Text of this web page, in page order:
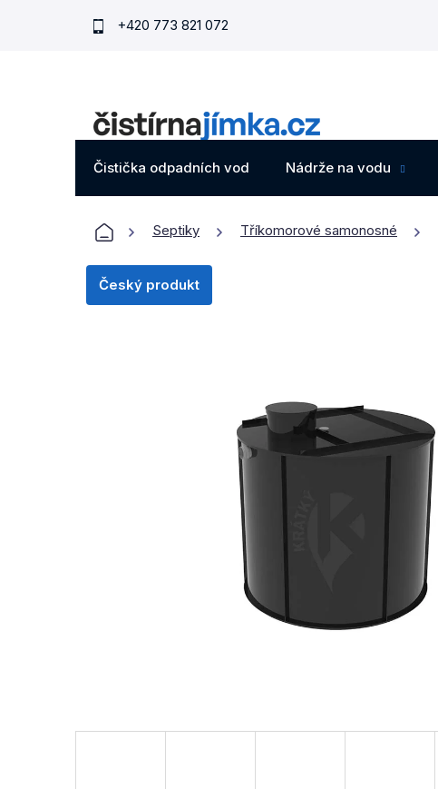
+420 773 821 072
Čistička odpadních vod Nádrže na vodu
Domů Septiky Tříkomorové samonosné
Český produkt